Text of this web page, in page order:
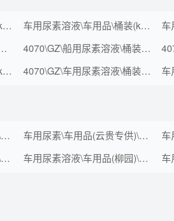
车用尿素溶液\车用品\桶装(kg)\1000 车用尿素溶液\车用品\桶装(kg)\10
品-中间\散装\KG 4070\GZ\船用尿素溶液\桶装（kg）\1000
车用尿素溶液\车用品\桶装(kg)\200 4070\GZ\车用尿素溶液\桶装（kg）\10
车用尿素溶液\车用品(高台)\散装 车用尿素\车用品(云贵专供)\箱装(kg*桶)\10*2
车用尿素\车用品(西南专供)\箱装(kg*桶)\10*2 车用尿素溶液\车用品(柳园)\散装